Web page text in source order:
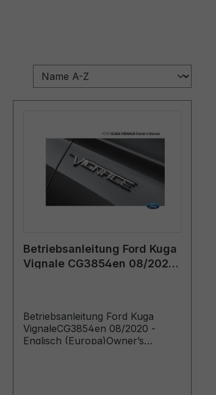
Betriebsanleitung Ford Kuga
Vignale CG3854en 08/2020
Betriebsanleitung Ford Kuga
VignaleCG3854en 08/2020 -
Englisch (Europa)Owner’s